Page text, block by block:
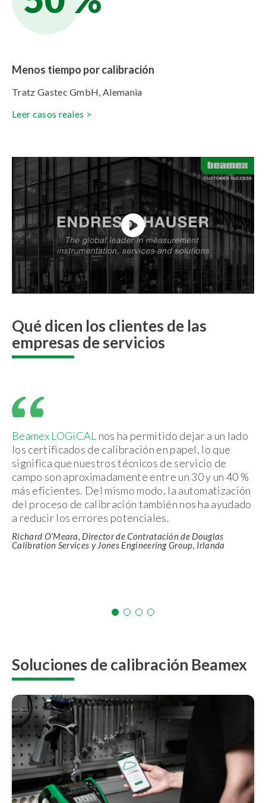
Menos tiempo por calibración
Tratz Gastec GmbH, Alemania
Leer casos reales >
Qué dicen los clientes de las
empresas de servicios
Beamex LOGiCAL nos ha permitido dejar a un lado
los certificados de calibración en papel, lo que
significa que nuestros técnicos de servicio de
campo son aproximadamente entre un 30 y un 40 %
más eficientes. Del mismo modo, la automatización
del proceso de calibración también nos ha ayudado
a reducir los errores potenciales.
Richard O’Meara, Director de Contratación de Douglas
Calibration Services y Jones Engineering Group, Irlanda
Soluciones de calibración Beamex